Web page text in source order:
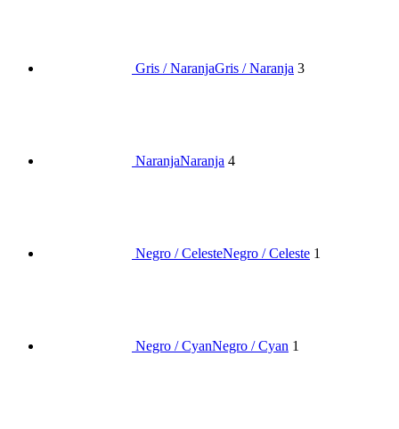
Gris / NaranjaGris / Naranja 3
NaranjaNaranja 4
Negro / CelesteNegro / Celeste 1
Negro / CyanNegro / Cyan 1